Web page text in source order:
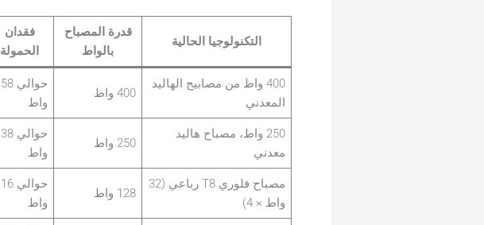
التكنولوجيا الحالية
قدرة المصباح
بالواط
فقدان
الحمولة
400 واط من مصابيح الهاليد
المعدني
400 واط
حوالي 58
واط
250 واط، مصباح هاليد
معدني
250 واط
حوالي 38
واط
مصباح فلوري T8 رباعي (32
واط × 4)
128 واط
حوالي 16
واط